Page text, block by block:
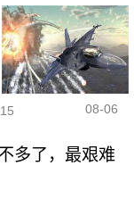
08-06
多了，最艰难